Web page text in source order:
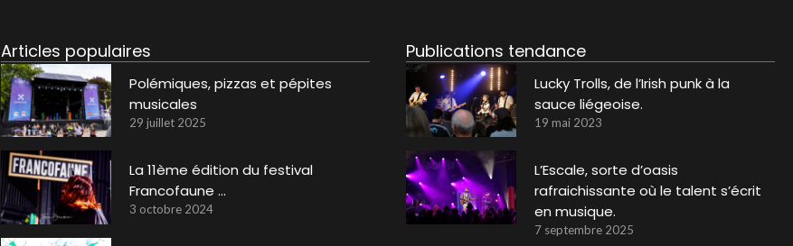
Articles populaires
Polémiques, pizzas et pépites
musicales
29 juillet 2025
La 11ème édition du festival
Francofaune …
3 octobre 2024
Publications tendance
Lucky Trolls, de l’Irish punk à la
sauce liégeoise.
19 mai 2023
L’Escale, sorte d’oasis
rafraichissante où le talent s’écrit
en musique.
7 septembre 2025